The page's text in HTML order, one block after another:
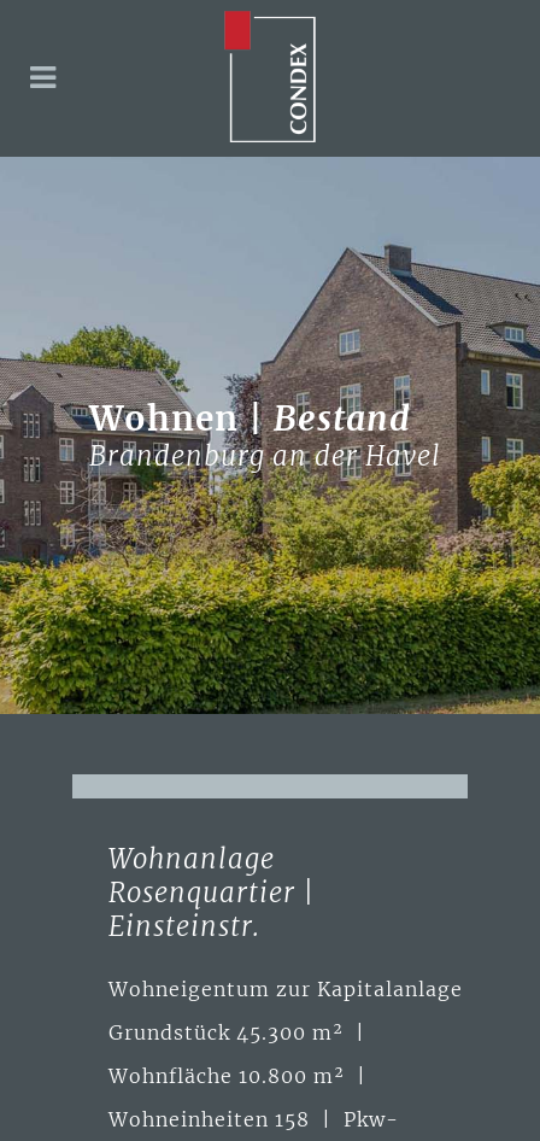
Wohnen |Bestand
Brandenburg an der Havel
Wohnanlage
Rosenquartier |
Einsteinstr.
Wohneigentum zur Kapitalanlage
Grundstück 45.300 m² |
Wohnfläche 10.800 m² |
Wohneinheiten 158 | Pkw-